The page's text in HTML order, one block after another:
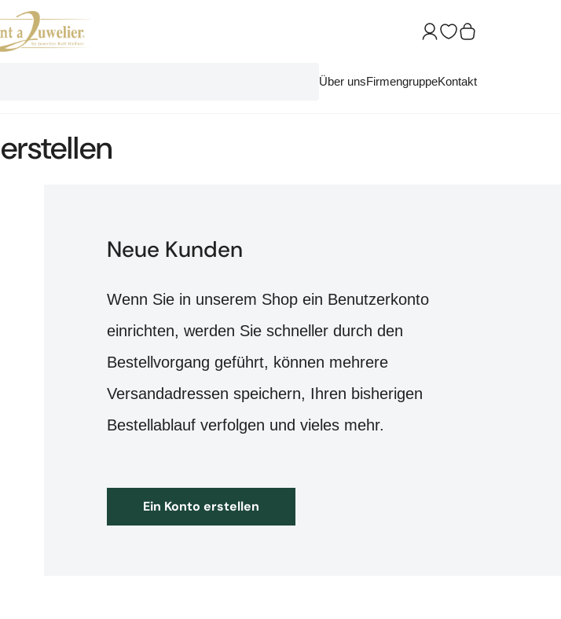
Über unsFirmengruppeKontakt
Neue Kunden
Wenn Sie in unserem Shop ein Benutzerkonto
einrichten, werden Sie schneller durch den
Bestellvorgang geführt, können mehrere
Versandadressen speichern, Ihren bisherigen
Bestellablauf verfolgen und vieles mehr.
Ein Konto erstellen